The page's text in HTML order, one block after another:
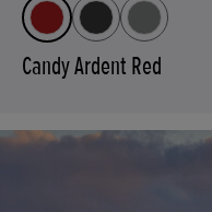
Candy Ardent Red